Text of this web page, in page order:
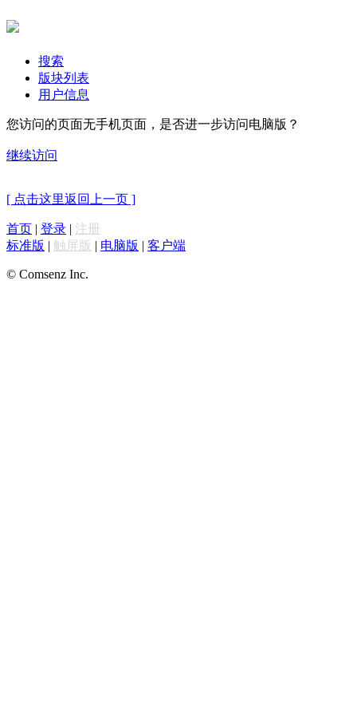
搜索
版块列表
用户信息
您访问的页面无手机页面，是否进一步访问电脑版？
继续访问
[ 点击这里返回上一页 ]
首页 | 登录 | 注册
标准版 | 触屏版 | 电脑版 | 客户端
© Comsenz Inc.